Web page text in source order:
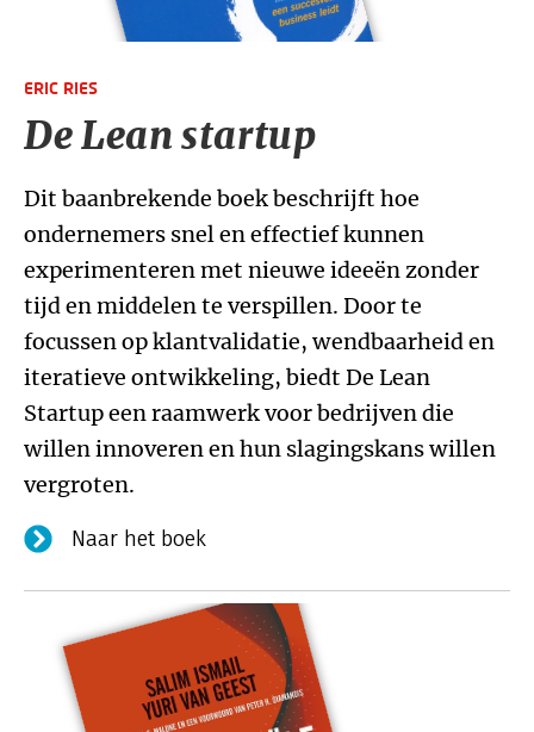
ERIC RIES
De Lean startup
Dit baanbrekende boek beschrijft hoe
ondernemers snel en effectief kunnen
experimenteren met nieuwe ideeën zonder
tijd en middelen te verspillen. Door te
focussen op klantvalidatie, wendbaarheid en
iteratieve ontwikkeling, biedt De Lean
Startup een raamwerk voor bedrijven die
willen innoveren en hun slagingskans willen
vergroten.
Naar het boek